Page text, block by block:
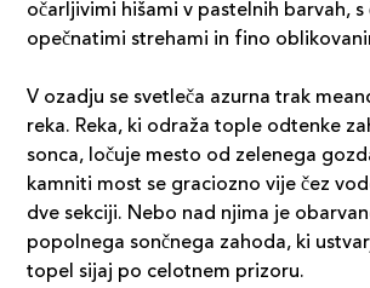
očarljivimi hišami v pastelnih barvah,
opečnatimi strehami in fino
V ozadju se svetleča azurna trak
reka. Reka, ki odraža tople odtenke
sonca, ločuje mesto od zelenega
kamniti most se graciozno vije čez
dve sekciji. Nebo nad njima je
popolnega sončnega zahoda, ki
topel sijaj po celotnem prizoru.